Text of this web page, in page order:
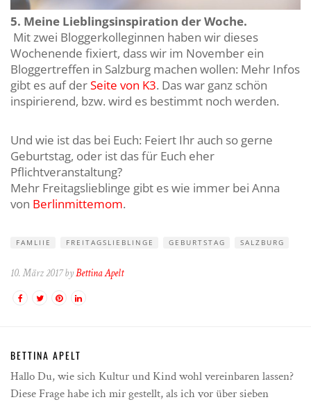
5. Meine Lieblingsinspiration der Woche.
Mit zwei Bloggerkolleginnen haben wir dieses
Wochenende fixiert, dass wir im November ein
Bloggertreffen in Salzburg machen wollen: Mehr Infos
gibt es auf derSeite von K3. Das war ganz schön
inspirierend, bzw. wird es bestimmt noch werden.
Und wie ist das bei Euch: Feiert Ihr auch so gerne
Geburtstag, oder ist das für Euch eher
Pflichtveranstaltung?
Mehr Freitagslieblinge gibt es wie immer bei Anna
von Berlinmittemom.
FAMLIIE FREITAGSLIEBLINGE GEBURTSTAG SALZBURG
10. März 2017 byBettina Apelt
BETTINA APELT
Hallo Du, wie sich Kultur und Kind wohl vereinbaren lassen?
Diese Frage habe ich mir gestellt, als ich vor über sieben